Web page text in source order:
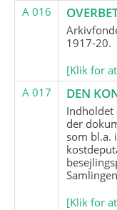
A 016
1917-20.
[Klik for
A 017
DEN
der
som bl.a.
[Klik for